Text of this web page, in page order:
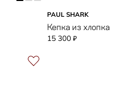
PAUL SHARK
Кепка из хлопка
15 300 ₽